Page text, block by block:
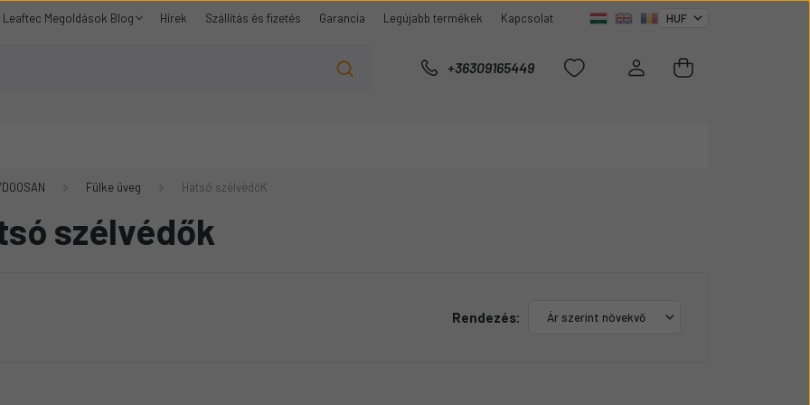
Leaftec Megoldások Blog Hírek Szállítás és fizetés Garancia Legújabb termékek Kapcsolat
+36309165449
Fülke üveg Hátsó szélvédőK
szélvédők
Rendezés: